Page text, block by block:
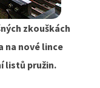
zkouškách
na nové lince
listů pružin.